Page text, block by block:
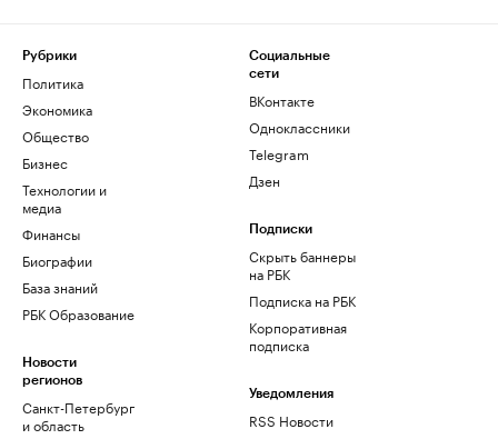
Рубрики
Политика
Экономика
Общество
Бизнес
Технологии и
медиа
Финансы
Биографии
База знаний
РБК Образование
Новости
регионов
Санкт-Петербург
и область
Социальные
сети
ВКонтакте
Одноклассники
Telegram
Дзен
Подписки
Скрыть баннеры
на РБК
Подписка на РБК
Корпоративная
подписка
Уведомления
RSS Новости